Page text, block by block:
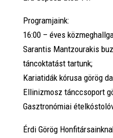
Programjaink:
16:00 – éves
Sarantis Mantzourakis
táncoktatást tartunk;
Kariatidák kórusa görög
Ellinizmosz tánccsoport
Gasztronómiai
Érdi Görög